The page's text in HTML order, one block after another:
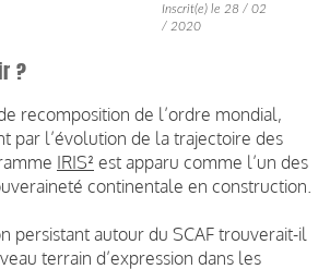
Inscrit(e) le 28 / 02
/ 2020
?
recomposition de l’ordre mondial,
par l’évolution de la trajectoire des
IRIS² est apparu comme l’un des
continentale en construction.
persistant autour du SCAF trouverait-il
terrain d’expression dans les